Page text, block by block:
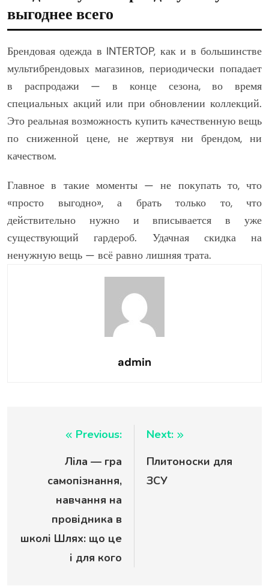
выгоднее всего
Брендовая одежда в INTERTOP, как и в большинстве
мультибрендовых магазинов, периодически попадает
в распродажи — в конце сезона, во время
специальных акций или при обновлении коллекций.
Это реальная возможность купить качественную вещь
по сниженной цене, не жертвуя ни брендом, ни
качеством.
Главное в такие моменты — не покупать то, что
«просто выгодно», а брать только то, что
действительно нужно и вписывается в уже
существующий гардероб. Удачная скидка на
ненужную вещь — всё равно лишняя трата.
admin
Навигация
записям
Previous:
Ліла — гра
самопізнання,
навчання на
провідника в
школі Шлях: що це
і для кого
Next:
Плитоноски для
ЗСУ